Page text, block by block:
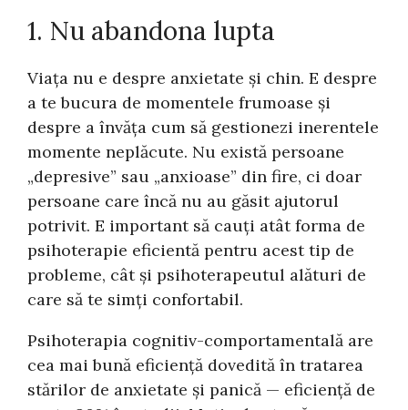
1. Nu abandona lupta
Viața nu e despre anxietate și chin. E despre
a te bucura de momentele frumoase și
despre a învăța cum să gestionezi inerentele
momente neplăcute. Nu există persoane
„depresive” sau „anxioase” din fire, ci doar
persoane care încă nu au găsit ajutorul
potrivit. E important să cauți atât forma de
psihoterapie eficientă pentru acest tip de
probleme, cât și psihoterapeutul alături de
care să te simți confortabil.
Psihoterapia cognitiv-comportamentală are
cea mai bună eficiență dovedită în tratarea
stărilor de anxietate și panică — eficiență de